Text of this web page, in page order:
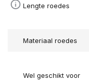
Lengte roedes
Materiaal roedes
Wel geschikt voor